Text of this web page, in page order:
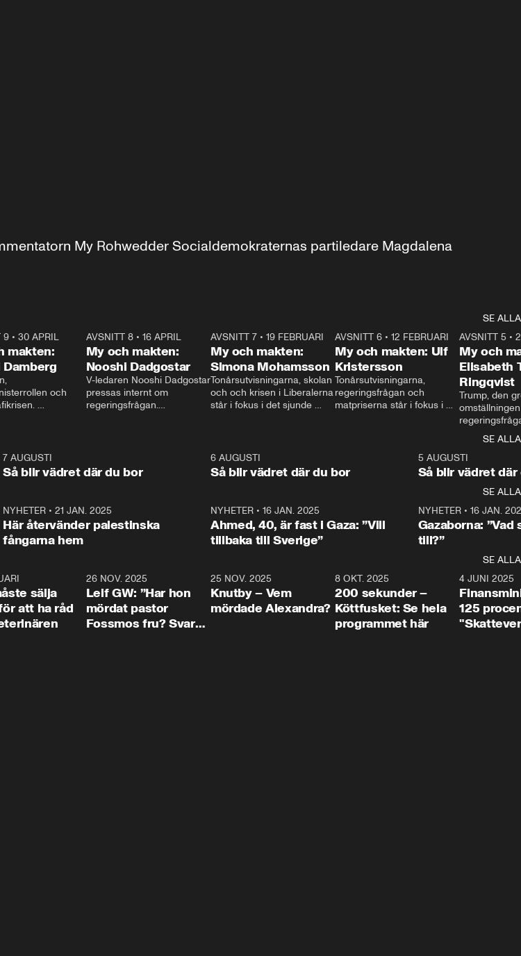
My Rohwedder Socialdemokraternas partiledare Magdalena
SE ALLA
9• 30 APRIL
makten:
och
och Makten.
AVSNITT 8• 16 APRIL
My och makten:
Nooshi Dadgostar
V-ledaren Nooshi Dadgostar
pressas internt om
regeringsfrågan.
– Vi ställer upp i val. Ska vi
vara med så sitter vi förstås
24:30
AVSNITT 7• 19 FEBRUARI
My och makten:
Simona Mohamsson
Tonårsutvisningarna, skolan
och och krisen i Liberalerna
står i fokus i det sjunde
kommentator My
Rohwedder ställer
utbildnings- och
Mohamsson till svars.
27:30
AVSNITT 6 •12 FEBRUARI
My och makten: Ulf
Kristersson
Tonårsutvisningarna,
regeringsfrågan och
matpriserna står i fokus i
Rohwedder ställer
statsminister Ulf Kristersson
AVSNITT 5 •
My och
Elisabeth
Ringqvist
Trump, den
centrum i
avsnittet av
Makten”. Se
Aftonbladets
Rohwedder
Thand Ring
SE ALLA
7 AUGUSTI
Så blir vädret där du bor
6 AUGUSTI
Så blir vädret där du bor
5 AUGUSTI
Så blir vädret där
SE ALLA
NYHETER •21 JAN. 2025
Här återvänder palestinska
fångarna hem
NYHETER• 16 JAN. 2025
Ahmed, 40, är fast i Gaza: ”Vill
tillbaka till Sverige”
NYHETER• 16 JAN.
Gazaborna:
till?”
SE ALLA
sälja
att ha råd
26 NOV. 2025
Leif GW: ”Har hon
mördat pastor
Fossmos fru? Svar
31:05
25 NOV. 2025
Knutby – Vem
mördade Alexandra?
4:29
8 OKT. 2025
200 sekunder –
Köttfusket: Se hela
programmet här
4 JUNI 2025
125